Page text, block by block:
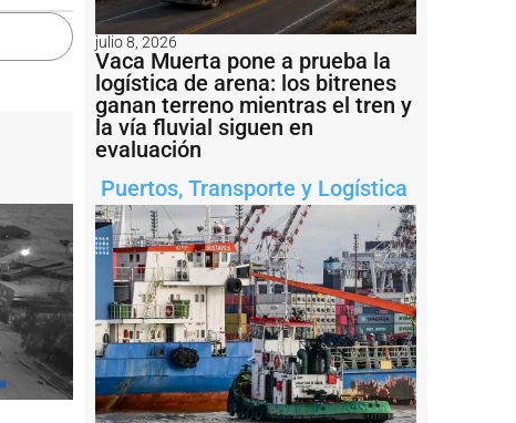
julio 8, 2026
Vaca Muerta pone a prueba la
logística de arena: los bitrenes
ganan terreno mientras el tren y
la vía fluvial siguen en
evaluación
Puertos, Transporte y Logística